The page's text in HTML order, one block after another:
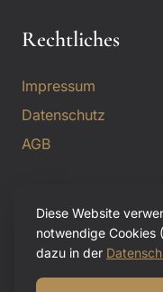
Rechtliches
Impressum
Datenschutz
AGB
© 2026 Landgasthof
vorbehalten.
Diese Website
notwendige Cookies
dazu in der